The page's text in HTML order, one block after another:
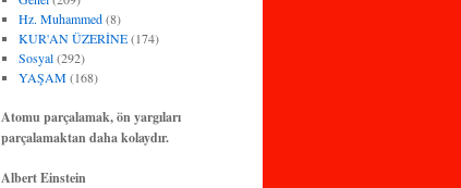
Hz. Muhammed(8)
KUR'AN ÜZERİNE(174)
Sosyal(292)
YAŞAM(168)
Atomu parçalamak, ön yargıları
parçalamaktan daha kolaydır.
Albert Einstein